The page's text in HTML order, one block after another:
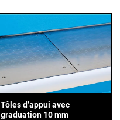
Tôles d’appui avec
graduation 10 mm